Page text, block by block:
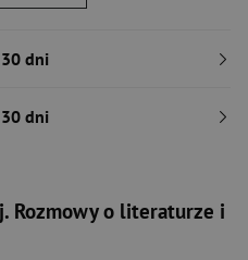
30 dni
30 dni
Rozmowy o literaturze i